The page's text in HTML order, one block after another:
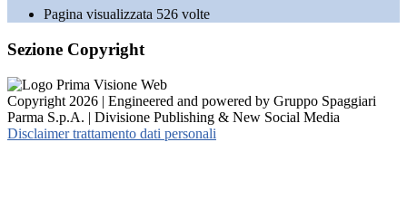
Pagina visualizzata 526 volte
Sezione Copyright
Copyright 2026 | Engineered and powered by Gruppo Spaggiari
Parma S.p.A. | Divisione Publishing & New Social Media
Disclaimer trattamento dati personali